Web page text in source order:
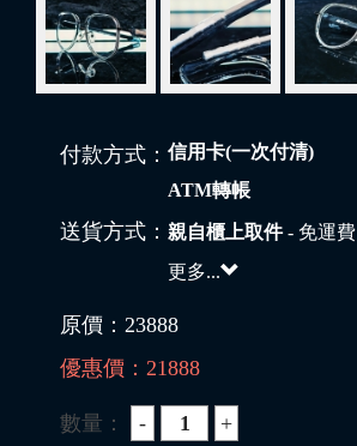
付款方式： 信用卡(一次付清)
ATM轉帳
送貨方式： 親自櫃上取件- 免運費
更多...
原價： 23888
優惠價： 21888
數量：